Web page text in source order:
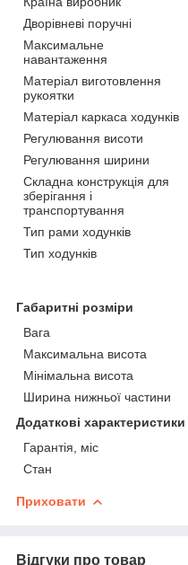
Дворівневі поручні
Максимальне
навантаження
Матеріал виготовлення
рукоятки
Матеріал каркаса ходунків
Регулювання висоти
Регулювання ширини
Складна конструкція для
зберігання і
транспортування
Тип рами ходунків
Тип ходунків
Габаритні розміри
Вага
Максимальна висота
Мінімальна висота
Ширина нижньої частини
Додаткові характеристики
Гарантія, міс
Стан
Приховати
Відгуки про товар